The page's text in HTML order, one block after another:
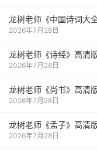
龙树老师《中国诗词大
2026年7月28日
龙树老师《诗经》高清
2026年7月28日
龙树老师《尚书》高清
2026年7月28日
龙树老师《孟子》高清
2026年7月28日